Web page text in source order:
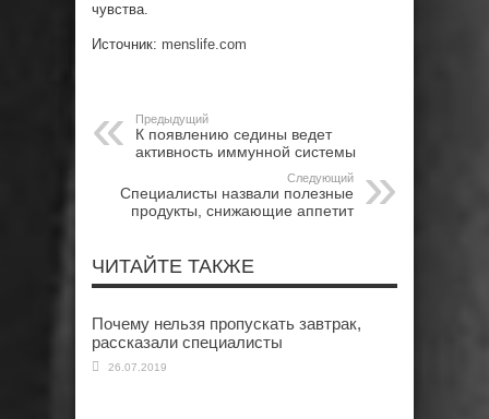
чувства.
Источник: menslife.com
Предыдущий
К появлению седины ведет
активность иммунной системы
Следующий
Специалисты назвали полезные
продукты, снижающие аппетит
ЧИТАЙТЕ ТАКЖЕ
Почему нельзя пропускать завтрак,
рассказали специалисты
26.07.2019